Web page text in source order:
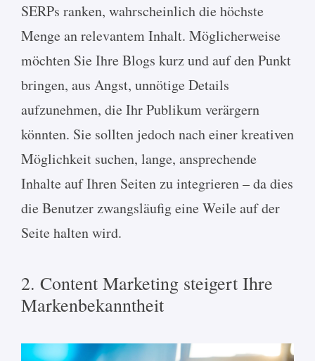
SERPs ranken, wahrscheinlich die höchste
Menge an relevantem Inhalt. Möglicherweise
möchten Sie Ihre Blogs kurz und auf den Punkt
bringen, aus Angst, unnötige Details
aufzunehmen, die Ihr Publikum verärgern
könnten. Sie sollten jedoch nach einer kreativen
Möglichkeit suchen, lange, ansprechende
Inhalte auf Ihren Seiten zu integrieren – da dies
die Benutzer zwangsläufig eine Weile auf der
Seite halten wird.
2. Content Marketing steigert Ihre
Markenbekanntheit